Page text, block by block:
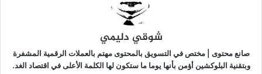
شوقي دليمي
صانع محتوى | مختص في التسويق بالمحتوى مهتم بالعملات الرقمية المشفرة
وبتقنية البلوكشين أؤمن بأنها يوما ما ستكون لها الكلمة الأعلى في اقتصاد الغد.